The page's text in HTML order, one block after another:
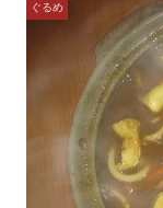
ぐるめ